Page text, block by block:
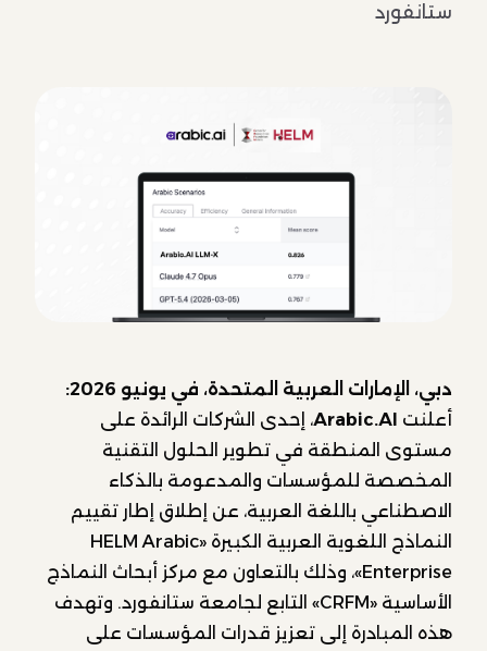
ستانفورد
دبي، الإمارات العربية المتحدة، في يونيو 2026:
أعلنت Arabic.AI، إحدى الشركات الرائدة على
مستوى المنطقة في تطوير الحلول التقنية
المخصصة للمؤسسات والمدعومة بالذكاء
الاصطناعي باللغة العربية، عن إطلاق إطار تقييم
النماذج اللغوية العربية الكبيرة «HELM Arabic
Enterprise»، وذلك بالتعاون مع مركز أبحاث النماذج
الأساسية «CRFM» التابع لجامعة ستانفورد. وتهدف
هذه المبادرة إلى تعزيز قدرات المؤسسات على